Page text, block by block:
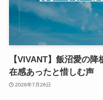
【VIVANT】飯沼愛の
在感あったと惜しむ声
2026年7月26日